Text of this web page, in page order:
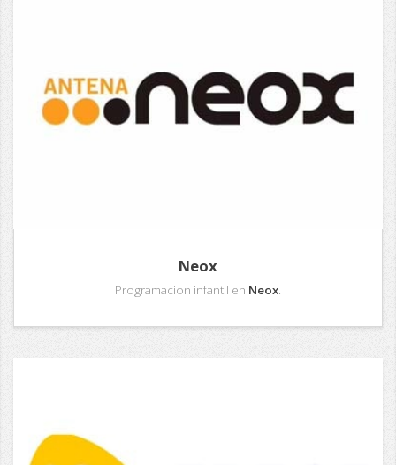
Neox
Programacion infantil en Neox.